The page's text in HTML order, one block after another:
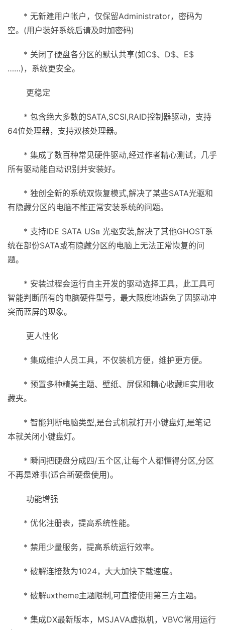
* 无新建用户帐户，仅保留Administrator，密码为
空。(用户装好系统后请及时加密码)
* 关闭了硬盘各分区的默认共享(如C$、D$、E$
……)，系统更安全。
更稳定
* 包含绝大多数的SATA,SCSI,RAID控制器驱动，支持
64位处理器，支持双核处理器。
* 集成了数百种常见硬件驱动,经过作者精心测试，几乎
所有驱动能自动识别并安装好。
* 独创全新的系统双恢复模式,解决了某些SATA光驱和
有隐藏分区的电脑不能正常安装系统的问题。
* 支持IDE SATA USв 光驱安装,解决了其他GHOST系
统在部份SATA或有隐藏分区的电脑上无法正常恢复的问
题。
* 安装过程会运行自主开发的驱动选择工具，此工具可
智能判断所有的电脑硬件型号，最大限度地避免了因驱动冲
突而蓝屏的现象。
更人性化
* 集成维护人员工具，不仅装机方便，维护更方便。
* 预置多种精美主题、壁纸、屏保和精心收藏IE实用收
藏夹。
* 智能判断电脑类型,是台式机就打开小键盘灯,是笔记
本就关闭小键盘灯。
* 瞬间把硬盘分成四/五个区,让每个人都懂得分区,分区
不再是难事(适合新硬盘使用)。
功能增强
* 优化注册表，提高系统性能。
* 禁用少量服务，提高系统运行效率。
* 破解连接数为1024，大大加快下载速度。
* 破解uxtheme主题限制,可直接使用第三方主题。
* 集成DX最新版本，MSJАVA虚拟机，VBVC常用运行